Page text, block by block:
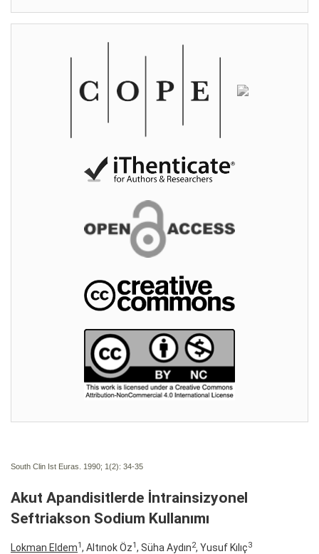
South Clin Ist Euras. 1990; 1(2): 34-35
Akut Apandisitlerde İntrainsizyonel
Seftriakson Sodium Kullanımı
Lokman Eldem1, Altınok Öz1, Süha Aydın2, Yusuf Kılıç3